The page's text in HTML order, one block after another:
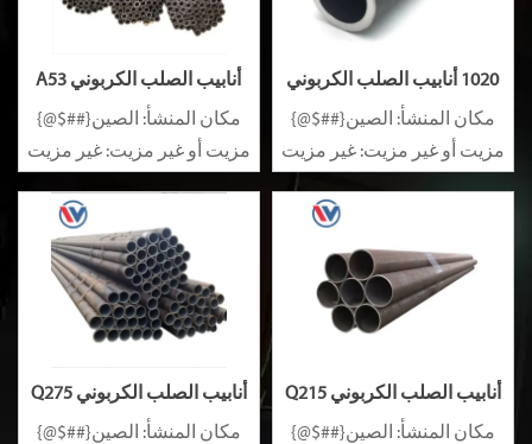
أنابيب الصلب الكربوني A53
A283
مكان المنشأ: الصين{##$@}
مزيت أو غير مزيت: غير مزيت
1020 أنابيب الصلب الكربوني
1020
مكان المنشأ: الصين{##$@}
مزيت أو غير مزيت: غير مزيت
أنابيب الصلب الكربوني Q275
1045
مكان المنشأ: الصين{##$@}
أنابيب الصلب الكربوني Q215
Q235
مكان المنشأ: الصين{##$@}